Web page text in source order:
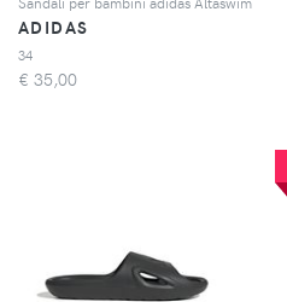
ADIDAS
34
€ 35,00